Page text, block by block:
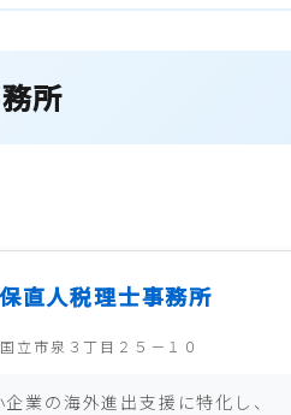
所
直人税理士事務所
立市泉３丁目２５－１０
企業の海外進出支援に特化し、